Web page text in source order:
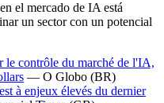
el mercado de IA está
un sector con un potencial
le contrôle du marché de l'IA,
— O Globo (BR)
à enjeux élevés du dernier